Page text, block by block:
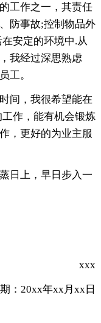
工作之一，其责任
防事故;控制物品外
安定的环境中.从
我经过深思熟虑
工。
间，我很希望能在
作，能有机会锻炼
，更好的为业主服
日上，早日步入一
xxx
20xx年xx月xx日